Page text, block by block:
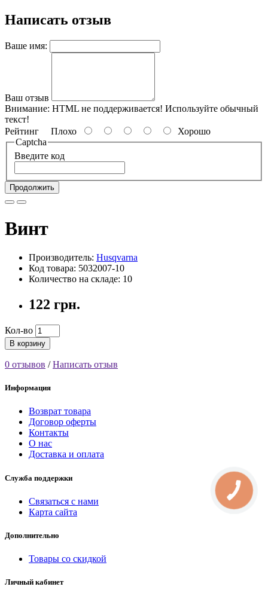
Написать отзыв
Ваше имя:
Ваш отзыв
Внимание: HTML не поддерживается! Используйте обычный
текст!
Рейтинг Плохо
Хорошо
Captcha
Введите код
Продолжить
Винт
Производитель: Husqvarna
Код товара: 5032007-10
Количество на складе: 10
122 грн.
Кол-во
В корзину
0 отзывов /Написать отзыв
Информация
Возврат товара
Договор оферты
Контакты
О нас
Доставка и оплата
Служба поддержки
Связаться с нами
Карта сайта
Дополнительно
Товары со скидкой
Личный кабинет